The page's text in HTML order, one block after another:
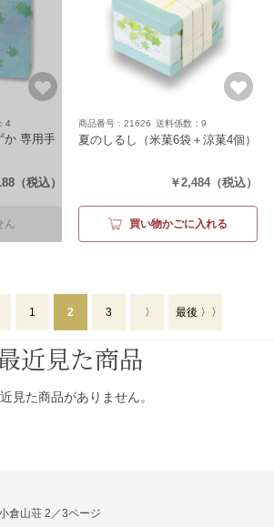
4
か 専用手
（税込）
ん
商品番号：21626 送料係数：9
夏のしるし （米菓6袋＋涼菓4個）
￥2,484（税込）
買い物かごに入れる
1 2 3 〉 最後 〉〉
近見た商品
見た商品がありません。
倉山荘 2／3ページ